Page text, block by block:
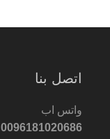
اتصل بنا
واتس اب
0096181020686